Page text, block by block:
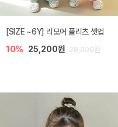
[SIZE ~6Y] 리모어 플리츠 셋업
10% 25,200원 28,000원